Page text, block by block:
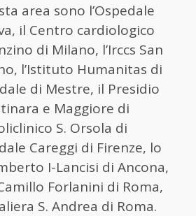
area sono l’Ospedale
il Centro cardiologico
di Milano, l’Irccs San
l’Istituto Humanitas di
di Mestre, il Presidio
e Maggiore di
S. Orsola di
Careggi di Firenze, lo
I-Lancisi di Ancona,
Forlanini di Roma,
S. Andrea di Roma.